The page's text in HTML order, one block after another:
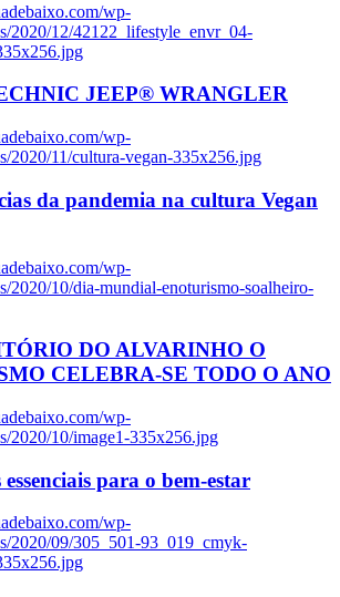
wp-
2020/12/42122_lifestyle_envr_04-
JEEP® WRANGLER
wp-
2020/11/cultura-vegan-335x256.jpg
da pandemia na cultura Vegan
wp-
2020/10/dia-mundial-enoturismo-soalheiro-
DO ALVARINHO O
CELEBRA-SE TODO O ANO
wp-
2020/10/image1-335x256.jpg
essenciais para o bem-estar
wp-
2020/09/305_501-93_019_cmyk-